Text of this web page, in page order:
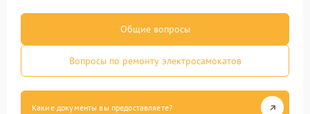
Общие вопросы
Вопросы по ремонту электросамокатов
Какие документы вы предоставляете?